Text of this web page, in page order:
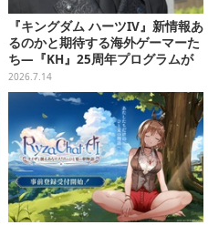
『キングダム ハーツIV』新情報あ
るのかと期待する海外ゲーマーた
ち―『KH』25周年プログラムが
ディズニー公式ファンイベントに
て実施へ
2026.7.14